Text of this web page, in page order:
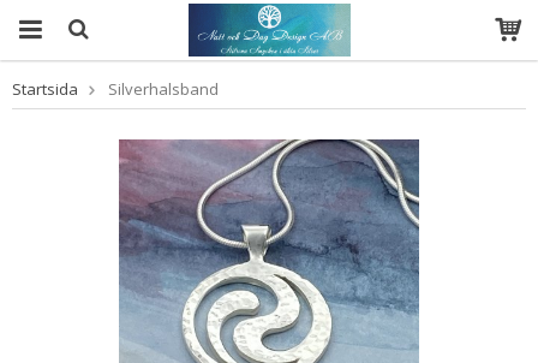
Startsida Silverhalsband